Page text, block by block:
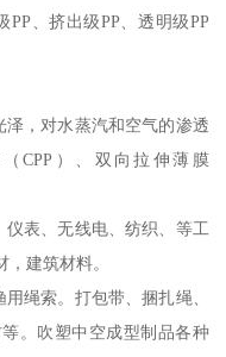
PP 、挤出级PP 、透明级PP
，对水蒸汽和空气的渗透
（CPP ）、双向拉伸薄膜
表、无线电、纺织、等工
建筑材料。
绳索。打包带、捆扎绳、
。吹塑中空成型制品各种